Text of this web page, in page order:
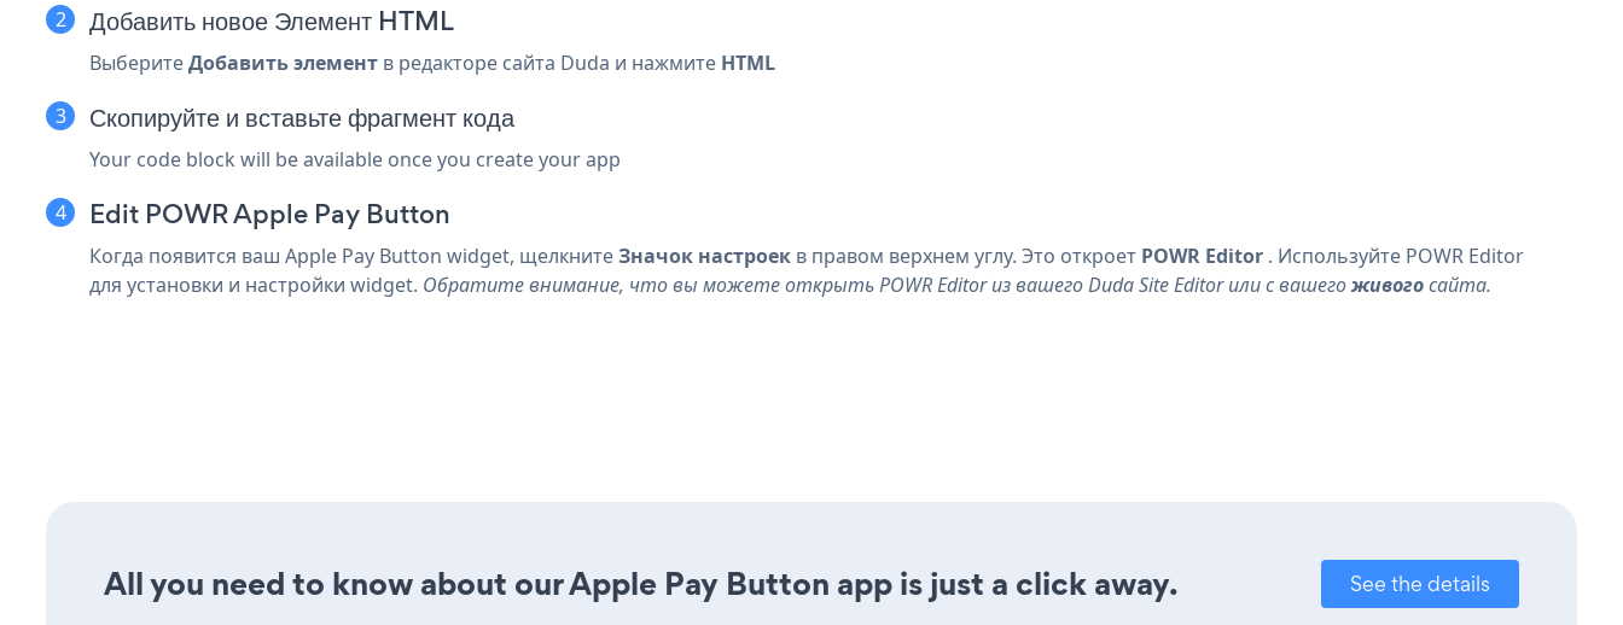
Добавить новоеЭлемент HTML
ВыберитеДобавить элемент в редакторе сайта Duda и нажмите HTML
Скопируйте и вставьте фрагмент кода
Your code block will be available once you create your app
Edit POWR Apple Pay Button
Когда появится ваш Apple Pay Button widget, щелкнитеЗначок настроек в правом верхнем углу. Это откроет POWR Editor . Используйте POWR Editor
для установки и настройки widget. Обратите внимание, что вы можете открыть POWR Editor из вашего Duda Site Editor или с вашегоживогосайта.
All you need to know about our Apple Pay Button app is just a click away. See the details